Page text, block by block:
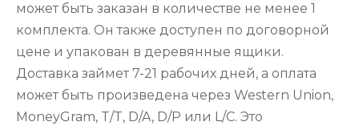
может быть заказан в количестве не менее 1
комплекта. Он также доступен по договорной
цене и упакован в деревянные ящики.
Доставка займет 7-21 рабочих дней, а оплата
может быть произведена через Western Union,
MoneyGram, T/T, D/A, D/P или L/C. Это